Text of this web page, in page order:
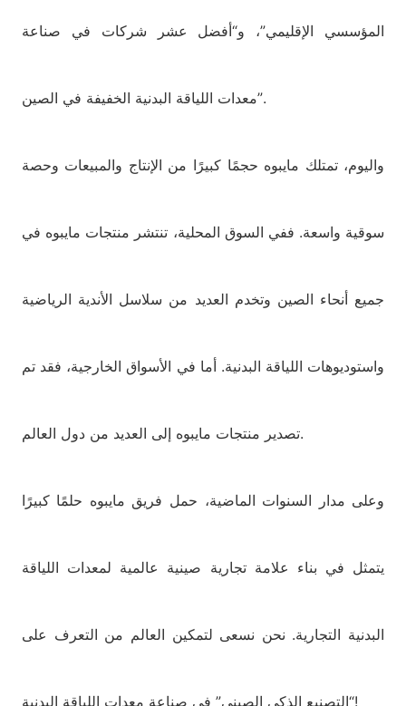
المؤسسي الإقليمي”، و“أفضل عشر شركات في صناعة
معدات اللياقة البدنية الخفيفة في الصين”.
واليوم، تمتلك مايبوه حجمًا كبيرًا من الإنتاج والمبيعات وحصة
سوقية واسعة. ففي السوق المحلية، تنتشر منتجات مايبوه في
جميع أنحاء الصين وتخدم العديد من سلاسل الأندية الرياضية
واستوديوهات اللياقة البدنية. أما في الأسواق الخارجية، فقد تم
تصدير منتجات مايبوه إلى العديد من دول العالم.
وعلى مدار السنوات الماضية، حمل فريق مايبوه حلمًا كبيرًا
يتمثل في بناء علامة تجارية صينية عالمية لمعدات اللياقة
البدنية التجارية. نحن نسعى لتمكين العالم من التعرف على
“التصنيع الذكي الصيني” في صناعة معدات اللياقة البدنية!